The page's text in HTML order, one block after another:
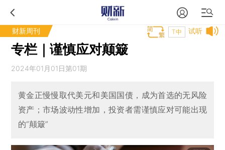
财新周刊 试听
T中
专栏｜谨慎应对颠簸
2024年01月01日第01期
黄金正慢慢取代美元和美国国债，成为首选的无风险
资产；市场波动性增加，投资者需谨慎应对可能出现
的“颠簸”